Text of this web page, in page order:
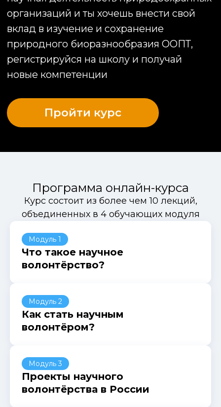
Программа онлайн-курса
Курс состоит из более чем 10 лекций,
объединенных в 4 обучающих модуля
Модуль 1
Что такое научное
волонтёрство?
Модуль 2
Как стать научным
волонтёром?
Модуль 3
Проекты научного
волонтёрства в России
онлайн-сервис, который соединяет
волонтёров-путешественников с
организаторами волонтёрских
проектов по всему миру, чтобы
развивать выездное
добровольчество, в т.ч. на ООПТ.
Организация проводит разные
обучающие проекты, премии и
популяризации волонтерской
деятельности и развития
личностных компетенций, как
волонтеров, так и организаторов
Подробнее об организации
«Гудсёрфинг.
Академия»
Наши проекты